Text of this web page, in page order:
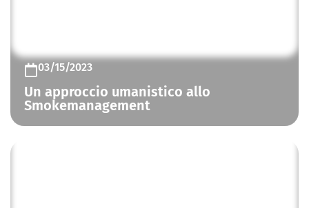
03/15/2023
Un approccio umanistico allo
Smokemanagement